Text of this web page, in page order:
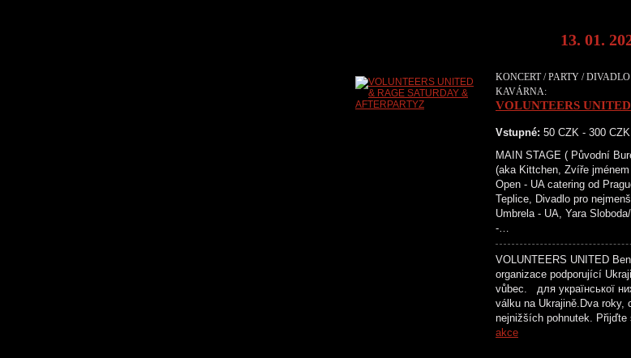
13. 01.
KONCERT / PARTY /
KAVÁRNA:
VOLUNTEERS
Vstupné: 50 CZK - 300 CZK
MAIN STAGE ( Původní
(aka Kittchen, Zvíře
Open - UA catering od
Teplice, Divadlo pro
Umbrela - UA, Yara
-…
VOLUNTEERS UNITED
organizace podporující
vůbec. для української
válku na Ukrajině.Dva roky,
nejnižších pohnutek.
akce